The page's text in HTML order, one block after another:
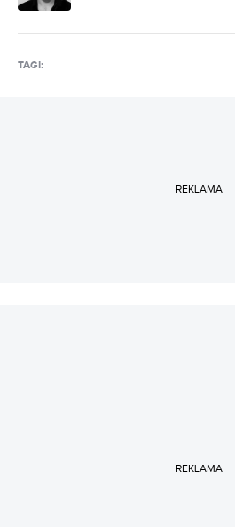
TAGI:
REKLAMA
REKLAMA